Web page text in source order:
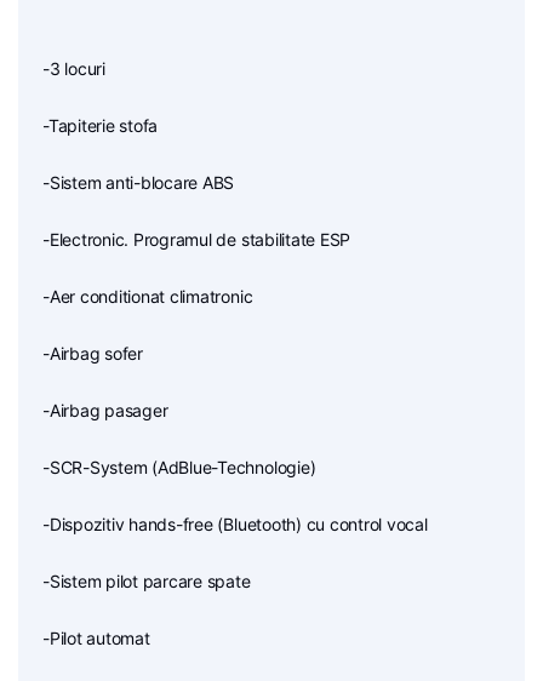
-3 locuri
-Tapiterie stofa
-Sistem anti-blocare ABS
-Electronic. Programul de stabilitate ESP
-Aer conditionat climatronic
-Airbag sofer
-Airbag pasager
-SCR-System (AdBlue-Technologie)
-Dispozitiv hands-free (Bluetooth) cu control vocal
-Sistem pilot parcare spate
-Pilot automat